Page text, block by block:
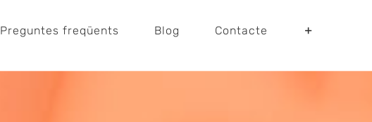
Preguntes freqüents Blog Contacte